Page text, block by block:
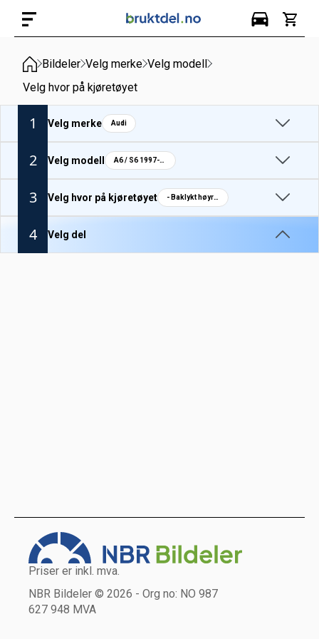
Bildeler Velg merke Velg modell
Velg hvor på kjøretøyet
1 Velg merke Audi
2 Velg modell A6 / S6 1997-04
3 Velg hvor på kjøretøyet - Baklykt høyre pæreholder
4 Velg del
Priser er inkl. mva.
NBR Bildeler © 2026 - Org no: NO 987
627 948 MVA